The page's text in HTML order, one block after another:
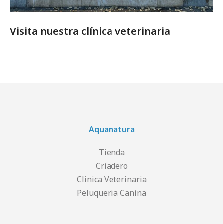
Visita nuestra clínica veterinaria
Aquanatura
Tienda
Criadero
Clinica Veterinaria
Peluqueria Canina